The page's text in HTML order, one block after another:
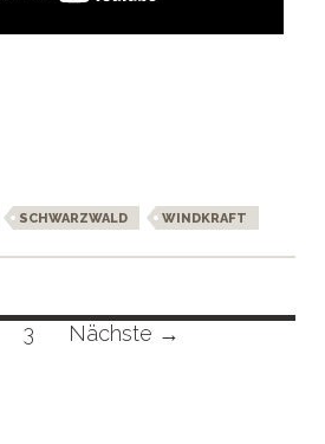
SCHWARZWALD WINDKRAFT
3 Nächste →